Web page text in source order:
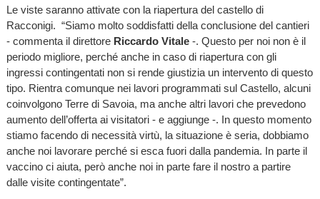
Le viste saranno attivate con la riapertura del castello di
Racconigi. “Siamo molto soddisfatti della conclusione del cantieri
- commenta il direttore Riccardo Vitale-. Questo per noi non è il
periodo migliore, perché anche in caso di riapertura con gli
ingressi contingentati non si rende giustizia un intervento di questo
tipo. Rientra comunque nei lavori programmati sul Castello, alcuni
coinvolgono Terre di Savoia, ma anche altri lavori che prevedono
aumento dell’offerta ai visitatori - e aggiunge -. In questo momento
stiamo facendo di necessità virtù, la situazione è seria, dobbiamo
anche noi lavorare perché si esca fuori dalla pandemia. In parte il
vaccino ci aiuta, però anche noi in parte fare il nostro a partire
dalle visite contingentate”.